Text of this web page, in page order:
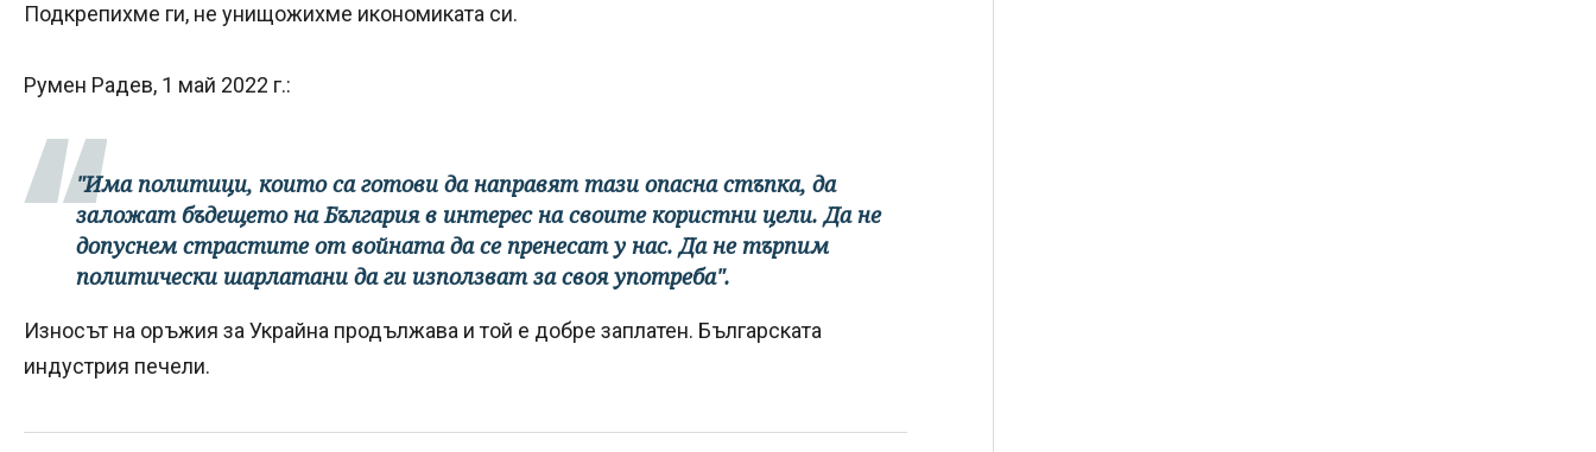
Подкрепихме ги, не унищожихме икономиката си.
Румен Радев, 1 май 2022 г.:
"Има политици, които са готови да направят тази опасна стъпка, да
заложат бъдещето на България в интерес на своите користни цели. Да не
допуснем страстите от войната да се пренесат у нас. Да не търпим
политически шарлатани да ги използват за своя употреба".
Износът на оръжия за Украйна продължава и той е добре заплатен. Българската
индустрия печели.